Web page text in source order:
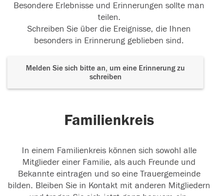
Besondere Erlebnisse und Erinnerungen sollte man
teilen.
Schreiben Sie über die Ereignisse, die Ihnen
besonders in Erinnerung geblieben sind.
Melden Sie sich bitte an, um eine Erinnerung zu
schreiben
Familienkreis
In einem Familienkreis können sich sowohl alle
Mitglieder einer Familie, als auch Freunde und
Bekannte eintragen und so eine Trauergemeinde
bilden. Bleiben Sie in Kontakt mit anderen Mitgliedern